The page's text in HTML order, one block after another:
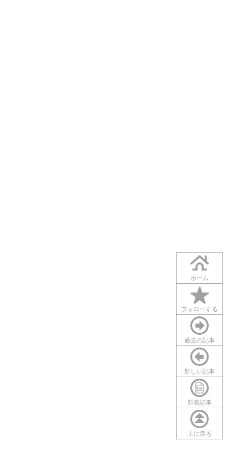
ホーム
フォローする
過去の記事
新しい記事
新着記事
上に戻る